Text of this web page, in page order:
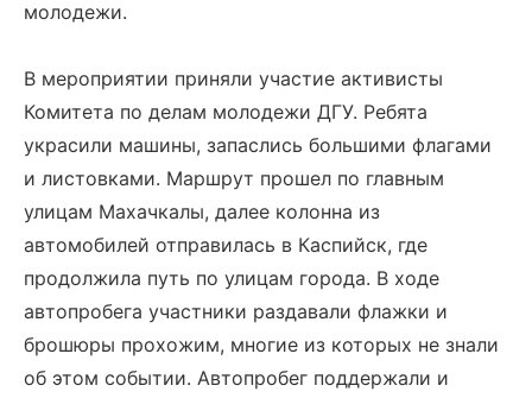
молодежи.
В мероприятии приняли участие активисты
Комитета по делам молодежи ДГУ. Ребята
украсили машины, запаслись большими флагами
и листовками. Маршрут прошел по главным
улицам Махачкалы, далее колонна из
автомобилей отправилась в Каспийск, где
продолжила путь по улицам города. В ходе
автопробега участники раздавали флажки и
брошюры прохожим, многие из которых не знали
об этом событии. Автопробег поддержали и